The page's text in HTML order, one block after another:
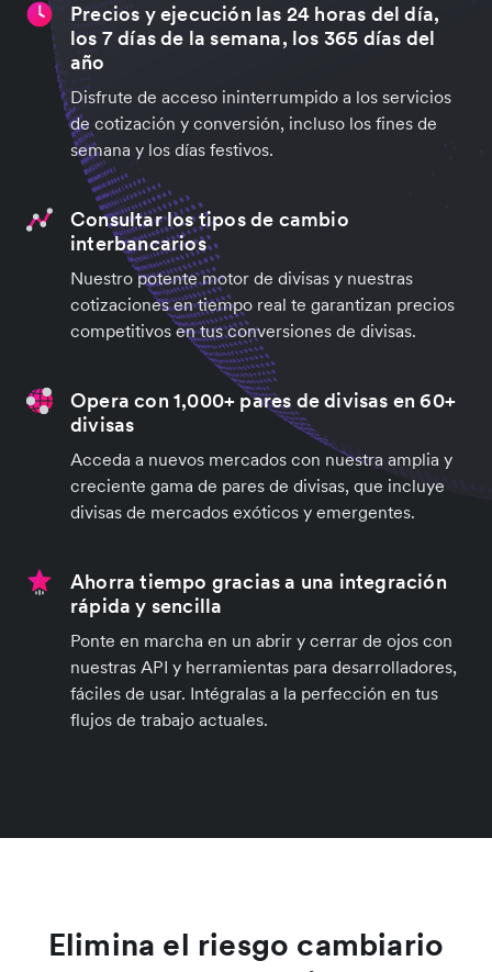
Precios y ejecución las 24 horas del día,
los 7 días de la semana, los 365 días del
año
Disfrute de acceso ininterrumpido a los servicios
de cotización y conversión, incluso los fines de
semana y los días festivos.
Consultar los tipos de cambio
interbancarios
Nuestro potente motor de divisas y nuestras
cotizaciones en tiempo real te garantizan precios
competitivos en tus conversiones de divisas.
Opera con 1,000+ pares de divisas en 60+
divisas
Acceda a nuevos mercados con nuestra amplia y
creciente gama de pares de divisas, que incluye
divisas de mercados exóticos y emergentes.
Ahorra tiempo gracias a una integración
rápida y sencilla
Ponte en marcha en un abrir y cerrar de ojos con
nuestras API y herramientas para desarrolladores,
fáciles de usar. Intégralas a la perfección en tus
flujos de trabajo actuales.
Elimina el riesgo cambiario